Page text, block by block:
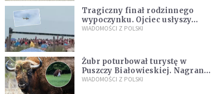
Tragiczny finał rodzinnego
wypoczynku. Ojciec usłyszy
zarzuty
WIADOMOŚCI Z POLSKI
Żubr poturbował turystę w
Puszczy Białowieskiej. Nagranie
daje do myślenia
WIADOMOŚCI Z POLSKI